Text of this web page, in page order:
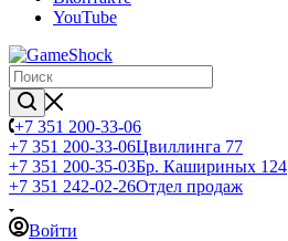
YouTube
+7 351 200-33-06
+7 351 200-33-06Цвиллинга 77
+7 351 200-35-03Бр. Кашириных 124
+7 351 242-02-26Отдел продаж
Войти